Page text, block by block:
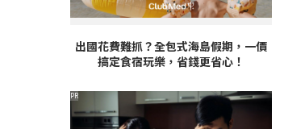
出國花費難抓？全包式海島假期，一價
搞定食宿玩樂，省錢更省心！
PR